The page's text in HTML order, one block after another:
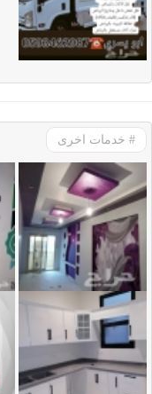
# خدمات اخرى